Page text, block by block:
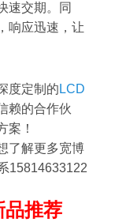
速交期。同
响应迅速，让
度定制的 LCD
赖的合作伙
案！
了解更多宽博
15814633122
品推荐